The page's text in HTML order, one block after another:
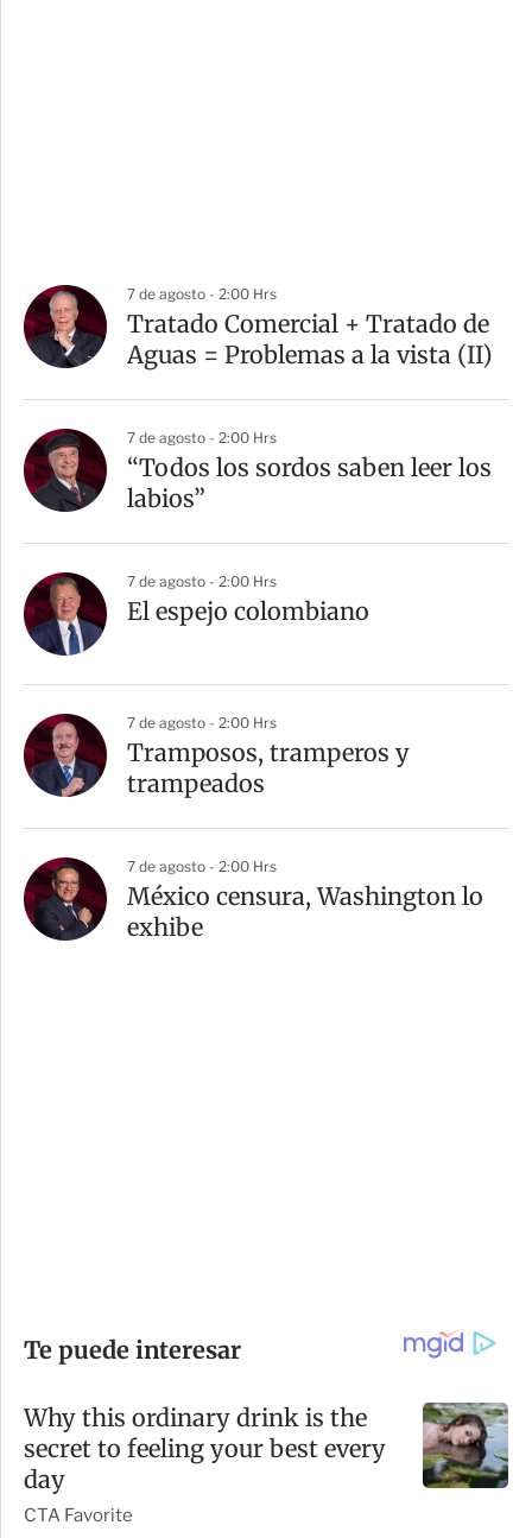
7 de agosto - 2:00 Hrs
Tratado Comercial + Tratado de
Aguas = Problemas a la vista (II)
7 de agosto - 2:00 Hrs
“Todos los sordos saben leer los
labios”
7 de agosto - 2:00 Hrs
El espejo colombiano
7 de agosto - 2:00 Hrs
Tramposos, tramperos y
trampeados
7 de agosto - 2:00 Hrs
México censura, Washington lo
exhibe